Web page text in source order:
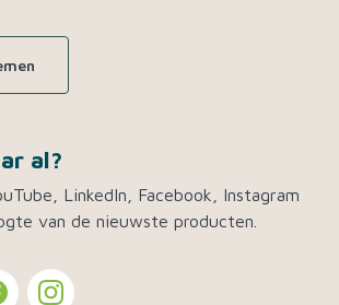
al?
LinkedIn, Facebook, Instagram
van de nieuwste producten.